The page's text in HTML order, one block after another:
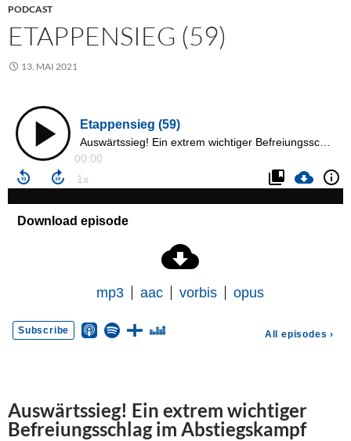
PODCAST
ETAPPENSIEG (59)
13. MAI 2021
Auswärtssieg! Ein extrem wichtiger
Befreiungsschlag im Abstiegskampf